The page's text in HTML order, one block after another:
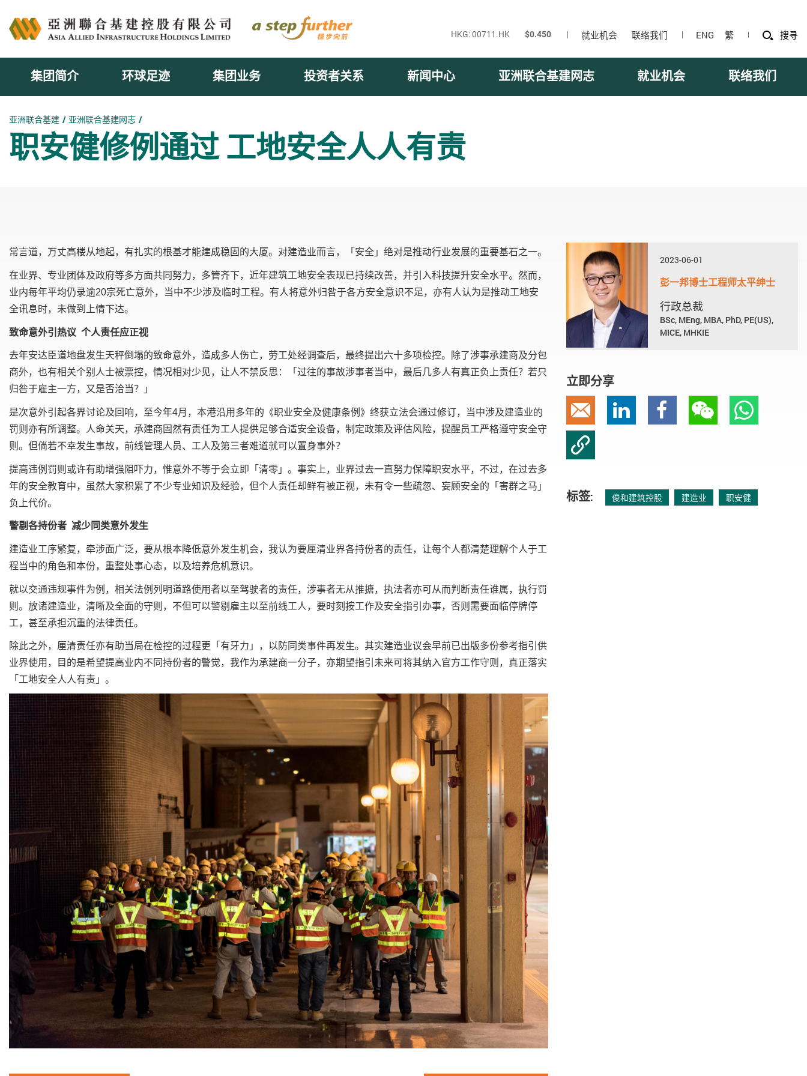
就业机会 联络我们 ENG 繁 搜寻
集团简介 环球足迹 集团业务 投资者关系 新闻中心 亚洲联合基建网志 就业机会 联络我们
亚洲联合基建 亚洲联合基建网志
职安健修例通过 工地安全人人有责
常言道，万丈高楼从地起，有扎实的根基才能建成稳固的大厦。对建造业而言，「安全」绝对是推动行业发展的重要基石之一。
在业界、专业团体及政府等多方面共同努力，多管齐下，近年建筑工地安全表现已持续改善，并引入科技提升安全水平。然而，
业内每年平均仍录逾20宗死亡意外，当中不少涉及临时工程。有人将意外归咎于各方安全意识不足，亦有人认为是推动工地安
全讯息时，未做到上情下达。
致命意外引热议 个人责任应正视
去年安达臣道地盘发生天秤倒塌的致命意外，造成多人伤亡，劳工处经调查后，最终提出六十多项检控。除了涉事承建商及分包
商外，也有相关个别人士被票控，情况相对少见，让人不禁反思：「过往的事故涉事者当中，最后几多人有真正负上责任？若只
归咎于雇主一方，又是否洽当？」
是次意外引起各界讨论及回响，至今年4月，本港沿用多年的《职业安全及健康条例》终获立法会通过修订，当中涉及建造业的
罚则亦有所调整。人命关天，承建商固然有责任为工人提供足够合适安全设备，制定政策及评估风险，提醒员工严格遵守安全守
则。但倘若不幸发生事故，前线管理人员、工人及第三者难道就可以置身事外？
提高违例罚则或许有助增强阻吓力，惟意外不等于会立即「清零」。事实上，业界过去一直努力保障职安水平，不过，在过去多
年的安全教育中，虽然大家积累了不少专业知识及经验，但个人责任却鲜有被正视，未有令一些疏忽、妄顾安全的「害群之马」
负上代价。
警剔各持份者 减少同类意外发生
建造业工序繁复，牵涉面广泛，要从根本降低意外发生机会，我认为要厘清业界各持份者的责任，让每个人都清楚理解个人于工
程当中的角色和本份，重整处事心态，以及培养危机意识。
就以交通违规事件为例，相关法例列明道路使用者以至驾驶者的责任，涉事者无从推搪，执法者亦可从而判断责任谁属，执行罚
则。放诸建造业，清晰及全面的守则，不但可以警剔雇主以至前线工人，要时刻按工作及安全指引办事，否则需要面临停牌停
工，甚至承担沉重的法律责任。
除此之外，厘清责任亦有助当局在检控的过程更「有牙力」，以防同类事件再发生。其实建造业议会早前已出版多份参考指引供
业界使用，目的是希望提高业内不同持份者的警觉，我作为承建商一分子，亦期望指引未来可将其纳入官方工作守则，真正落实
「工地安全人人有责」。
2023-06-01
彭一邦博士工程师太平绅士
行政总裁
BSc, MEng, MBA, PhD, PE(US),
MICE, MHKIE
立即分享
电邮LinkedinFacebook
微信
复制链接
标签: 俊和建筑控股 建造业 职安健